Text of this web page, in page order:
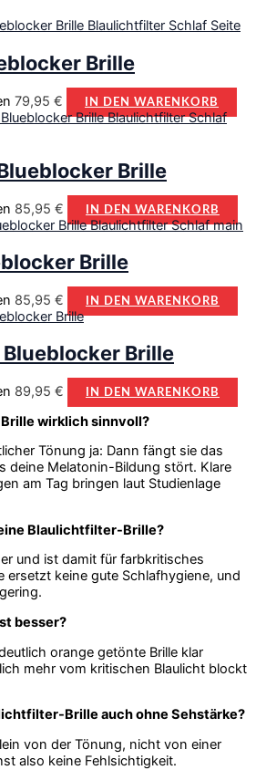
Brille
79,95 € IN DEN WARENKORB
Brille
85,95 € IN DEN WARENKORB
Brille
85,95 € IN DEN WARENKORB
Blueblocker Brille
89,95 € IN DEN WARENKORB
wirklich sinnvoll?
Tönung ja: Dann fängt sie das
deine Melatonin-Bildung stört. Klare
am Tag bringen laut Studienlage
Blaulichtfilter-Brille?
und ist damit für farbkritisches
ersetzt keine gute Schlafhygiene, und
besser?
orange getönte Brille klar
mehr vom kritischen Blaulicht blockt
Brille auch ohne Sehstärke?
von der Tönung, nicht von einer
also keine Fehlsichtigkeit.